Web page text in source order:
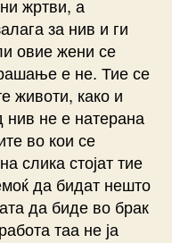
жртви, а
за нив и ги
овие жени се
е не. Тие се
животи, како и
не е натерана
во кои се
слика стојат тие
да бидат нешто
да биде во брак
таа не ја